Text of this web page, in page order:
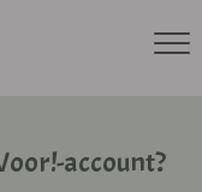
account?